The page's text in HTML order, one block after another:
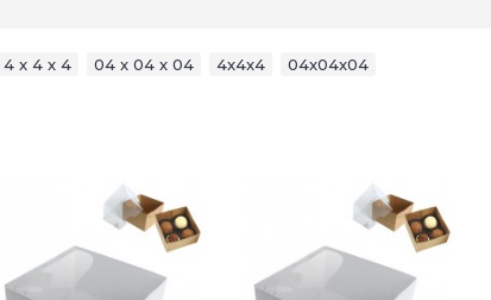
4 x 4 x 4 04 x 04 x 04 4x4x4 04x04x04